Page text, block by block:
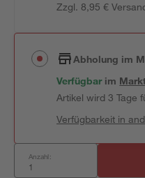
Zzgl. 8,95 €
Abholung im
Verfügbar im
Artikel wird 3 Tage
Verfügbarkeit in
Anzahl: